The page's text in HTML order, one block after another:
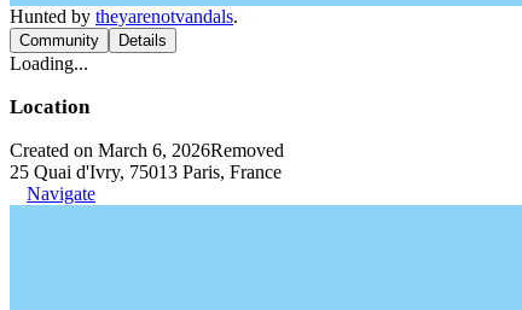
Hunted by theyarenotvandals.
Community Details
Loading...
Location
Created on March 6, 2026Removed
25 Quai d'Ivry, 75013 Paris, France
Navigate